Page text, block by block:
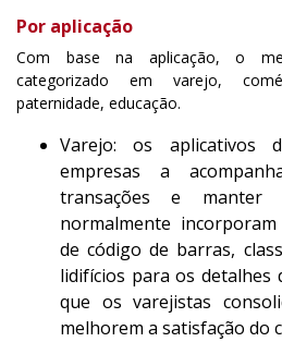
Por aplicação
Com base na aplicação, o
categorizado em varejo,
paternidade, educação.
Varejo: os aplicativos
empresas a
transações e manter
normalmente
de código de barras,
lidifícios para os detalhes
que os varejistas
melhorem a satisfação do